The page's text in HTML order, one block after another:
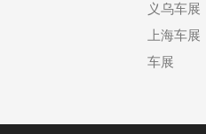
义乌车展
上海车展
车展